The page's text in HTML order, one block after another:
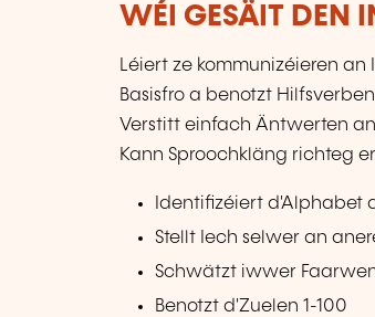
WÉI GESÄIT DEN
Léiert ze kommunizéieren
Basisfro a benotzt
Verstitt einfach Äntwerten
Kann Sproochkläng richteg
Identifizéiert d'Alphabet
Stellt Iech selwer an
Schwätzt iwwer
Benotzt d'Zuelen 1-100